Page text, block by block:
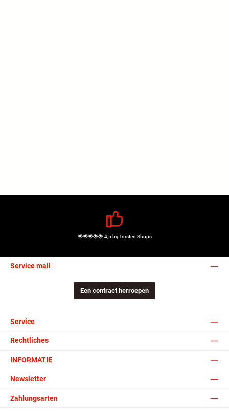
🌟🌟🌟🌟🌟 4,5 bij Trusted Shops
Service mail
Een contract herroepen
Service
Rechtliches
INFORMATIE
Newsletter
Zahlungsarten